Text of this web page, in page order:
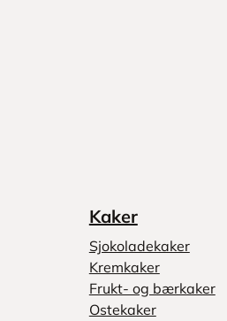
Kaker
Sjokoladekaker
Kremkaker
Frukt- og bærkaker
Ostekaker